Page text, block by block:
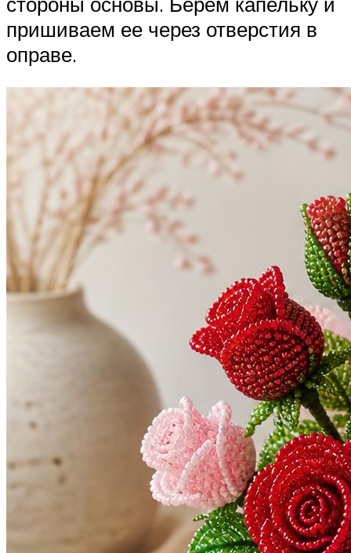
пришиваем ее через отверстия в
оправе.